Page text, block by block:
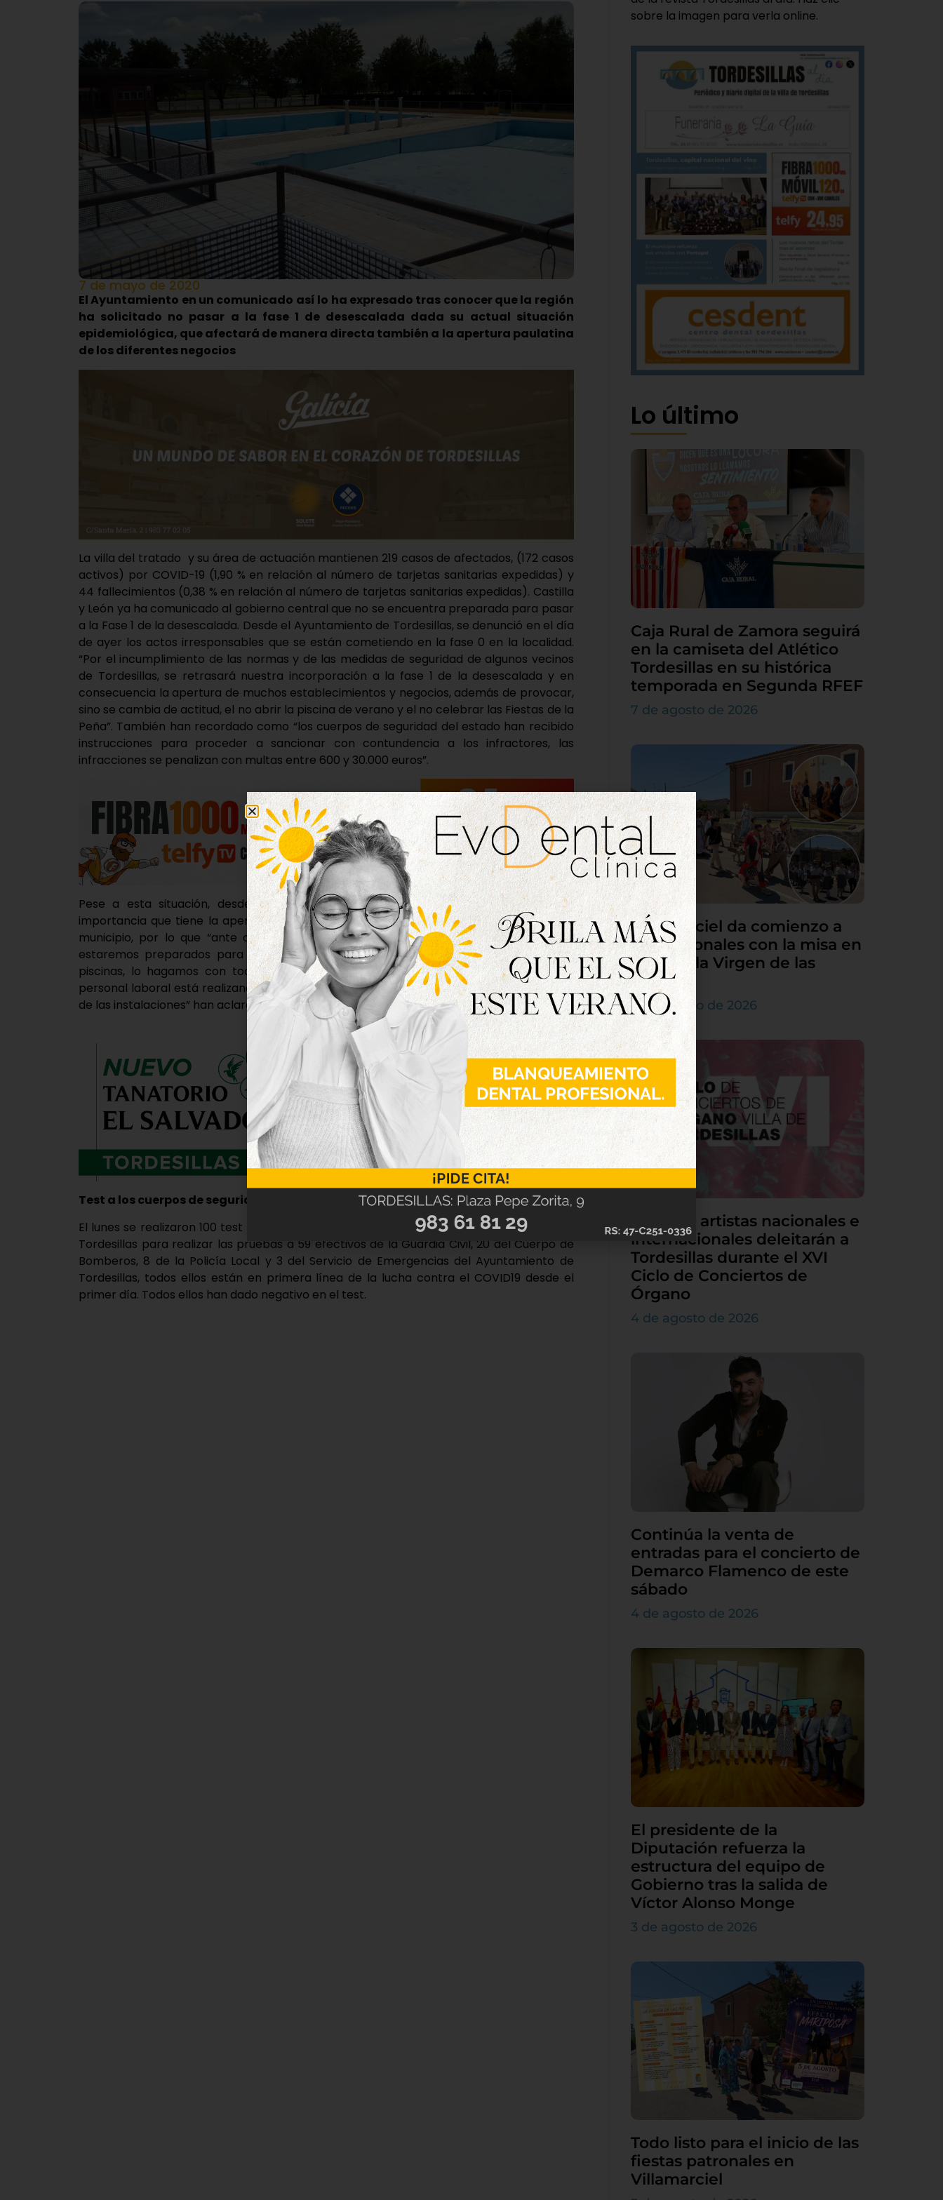
7 de mayo de 2020
El Ayuntamiento en un comunicado así lo ha expresado tras conocer que la región
ha solicitado no pasar a la fase 1 de desescalada dada su actual situación
epidemiológica, que afectará de manera directa también a la apertura paulatina
de los diferentes negocios
La villa del tratado y su área de actuación mantienen 219 casos de afectados, (172 casos
activos) por COVID-19 (1,90 % en relación al número de tarjetas sanitarias expedidas) y
44 fallecimientos (0,38 % en relación al número de tarjetas sanitarias expedidas). Castilla
y León ya ha comunicado al gobierno central que no se encuentra preparada para pasar
a la Fase 1 de la desescalada. Desde el Ayuntamiento de Tordesillas, se denunció en el día
de ayer los actos irresponsables que se están cometiendo en la fase 0 en la localidad.
“Por el incumplimiento de las normas y de las medidas de seguridad de algunos vecinos
de Tordesillas, se retrasará nuestra incorporación a la fase 1 de la desescalada y en
consecuencia la apertura de muchos establecimientos y negocios, además de provocar,
sino se cambia de actitud, el no abrir la piscina de verano y el no celebrar las Fiestas de la
Peña”. También han recordado como “los cuerpos de seguridad del estado han recibido
instrucciones para proceder a sancionar con contundencia a los infractores, las
infracciones se penalizan con multas entre 600 y 30.000 euros”.
Pese a esta situación, desde el consistorio de la localidad, son conscientes de la
importancia que tiene la apertura de las piscinas de veranos para muchas familias del
municipio, por lo que “ante cualquier eventualidad o cualquier decisión que se tome,
estaremos preparados para que, si se permite por el Gobierno de España abrir las
piscinas, lo hagamos con todas las medidas de seguridad. Desde hace días nuestro
personal laboral está realizando los trabajos habituales de mantenimiento y adecuación
de las instalaciones” han aclarado en su comunicado.
Test a los cuerpos de seguridad
El lunes se realizaron 100 test PCR en el covid-car que se trasladó al Centro de Salud de
Tordesillas para realizar las pruebas a 59 efectivos de la Guardia Civil, 20 del Cuerpo de
Bomberos, 8 de la Policía Local y 3 del Servicio de Emergencias del Ayuntamiento de
Tordesillas, todos ellos están en primera línea de la lucha contra el COVID19 desde el
primer día. Todos ellos han dado negativo en el test.
sobre la imagen para verla online.
Lo último
Caja Rural de Zamora seguirá
en la camiseta del Atlético
Tordesillas en su histórica
temporada en Segunda RFEF
7 de agosto de 2026
Villamarciel da comienzo a
sus patronales con la misa en
honor a la Virgen de las
Nieves
5 de agosto de 2026
Grandes artistas nacionales e
internacionales deleitarán a
Tordesillas durante el XVI
Ciclo de Conciertos de
Órgano
4 de agosto de 2026
Continúa la venta de
entradas para el concierto de
Demarco Flamenco de este
sábado
4 de agosto de 2026
El presidente de la
Diputación refuerza la
estructura del equipo de
Gobierno tras la salida de
Víctor Alonso Monge
3 de agosto de 2026
Todo listo para el inicio de las
fiestas patronales en
Villamarciel